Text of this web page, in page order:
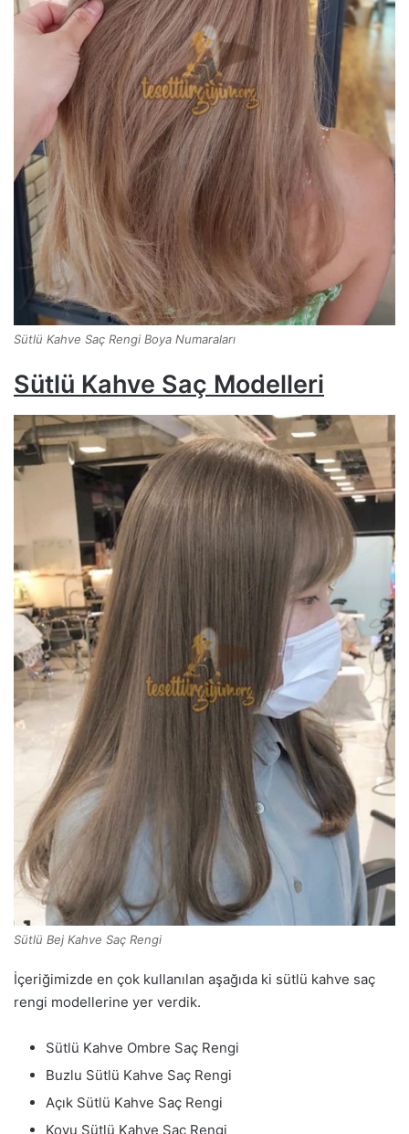
Sütlü Kahve Saç Rengi Boya Numaraları
Sütlü Kahve Saç Modelleri
Sütlü Bej Kahve Saç Rengi
İçeriğimizde en çok kullanılan aşağıda ki sütlü kahve saç
rengi modellerine yer verdik.
Sütlü Kahve Ombre Saç Rengi
Buzlu Sütlü Kahve Saç Rengi
Açık Sütlü Kahve Saç Rengi
Koyu Sütlü Kahve Saç Rengi